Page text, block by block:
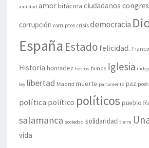
amistad amorbitácora ciudadanos
corrupción corruptos crisis democracia
España Estado felicidad. Franco
Historia honradez hotros hunos Iglesia
ley libertad Madrid muerte parlamento paz
política político políticos pueblo
salamanca sociedad solidaridad tierra
vida